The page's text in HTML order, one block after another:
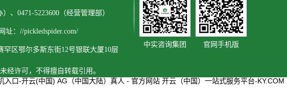
、0471-5223600（经营管理部）
址：//pickledspider.com/
区鄂尔多斯东街12号银联大厦10层
中实咨询集团 官网手机版
经许可，不得擅自转载引用。
入口-开云(中国) AG（中国大陆）真人 - 官方网站 开云（中国）一站式服务平台-KY.COM